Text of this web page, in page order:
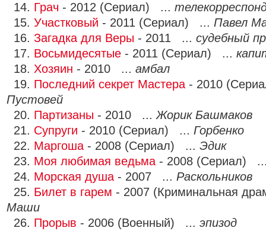
14. Грач - 2012 (Сериал) ...
15. Участковый - 2011 (Сериал) ... Павел
16. Загадка для Веры - 2011 ... судебный
17. Восьмидесятые - 2011 (Сериал) ...
18. Хозяин - 2010 ... амбал
19. Последний секрет Мастера - 2010
Пустовей
20. Партизаны - 2010 ... Жорик Башмаков
21. Супруги - 2010 (Сериал) ... Горбенко
22. Маргоша - 2008 (Сериал) ... Эдик
23. Моя любимая ведьма - 2008 (Сериал)
24. Морская душа - 2007 ... Раскольников
25. Билет в гарем - 2007 (Криминальная
Маши
26. Прорыв - 2006 (Военный) ... эпизод